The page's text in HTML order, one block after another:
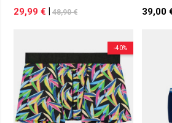
29,99 € 48,90 € 39,00
-40%